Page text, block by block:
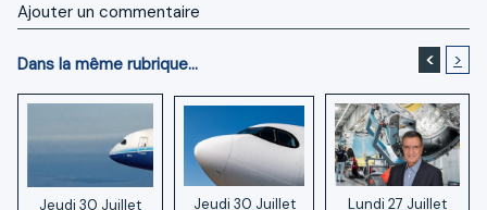
Ajouter un commentaire
Dans la même rubrique... < >
Jeudi 30 Juillet
Jeudi 30 Juillet
Lundi 27 Juillet